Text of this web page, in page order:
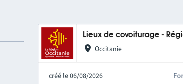
Lieux de covoiturage -
Occitanie
créé le 06/08/2026